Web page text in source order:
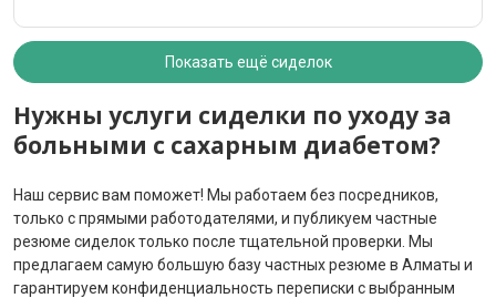
Показать ещё сиделок
Нужны услуги сиделки по уходу за
больными с сахарным диабетом?
Наш сервис вам поможет! Мы работаем без посредников,
только с прямыми работодателями, и публикуем частные
резюме сиделок только после тщательной проверки. Мы
предлагаем самую большую базу частных резюме в Алматы и
гарантируем конфиденциальность переписки с выбранным